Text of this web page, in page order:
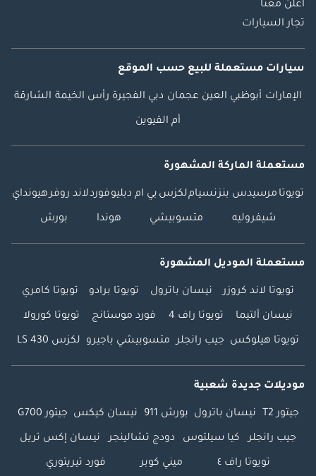
اعلن معنا
تجار السيارات
سيارات مستعملة للبيع حسب الموقع
الإمارات أبوظبي العين عجمان دبي الفجيرة رأس الخيمة الشارقة
أم القيوين
مستعملة الماركة المشهورة
تويوتا مرسيدس بنزنسياملكزس بي ام دبليوفوردلاند روفرهيونداي
شيفروليه متسوبيشي هوندا بورش
مستعملة الموديل المشهورة
تويوتا لاند كروزر نيسان باترول تويوتا برادو تويوتا كامري
نيسان ألتيما تويوتا راف 4 فورد موستانج تويوتا كورولا
تويوتا هيلوكس جيب رانجلر متسوبيشي باجيرو لكزس LS 430
موديلات جديدة شعبية
جيتور T2 نيسان باترول بورش 911 نيسان كيكس جيتور G700
جيب رانجلر كيا سيلتوس دودج تشالينجر نيسان إكس تريل
تويوتا راف ٤ ميني كوبر فورد تيريتوري